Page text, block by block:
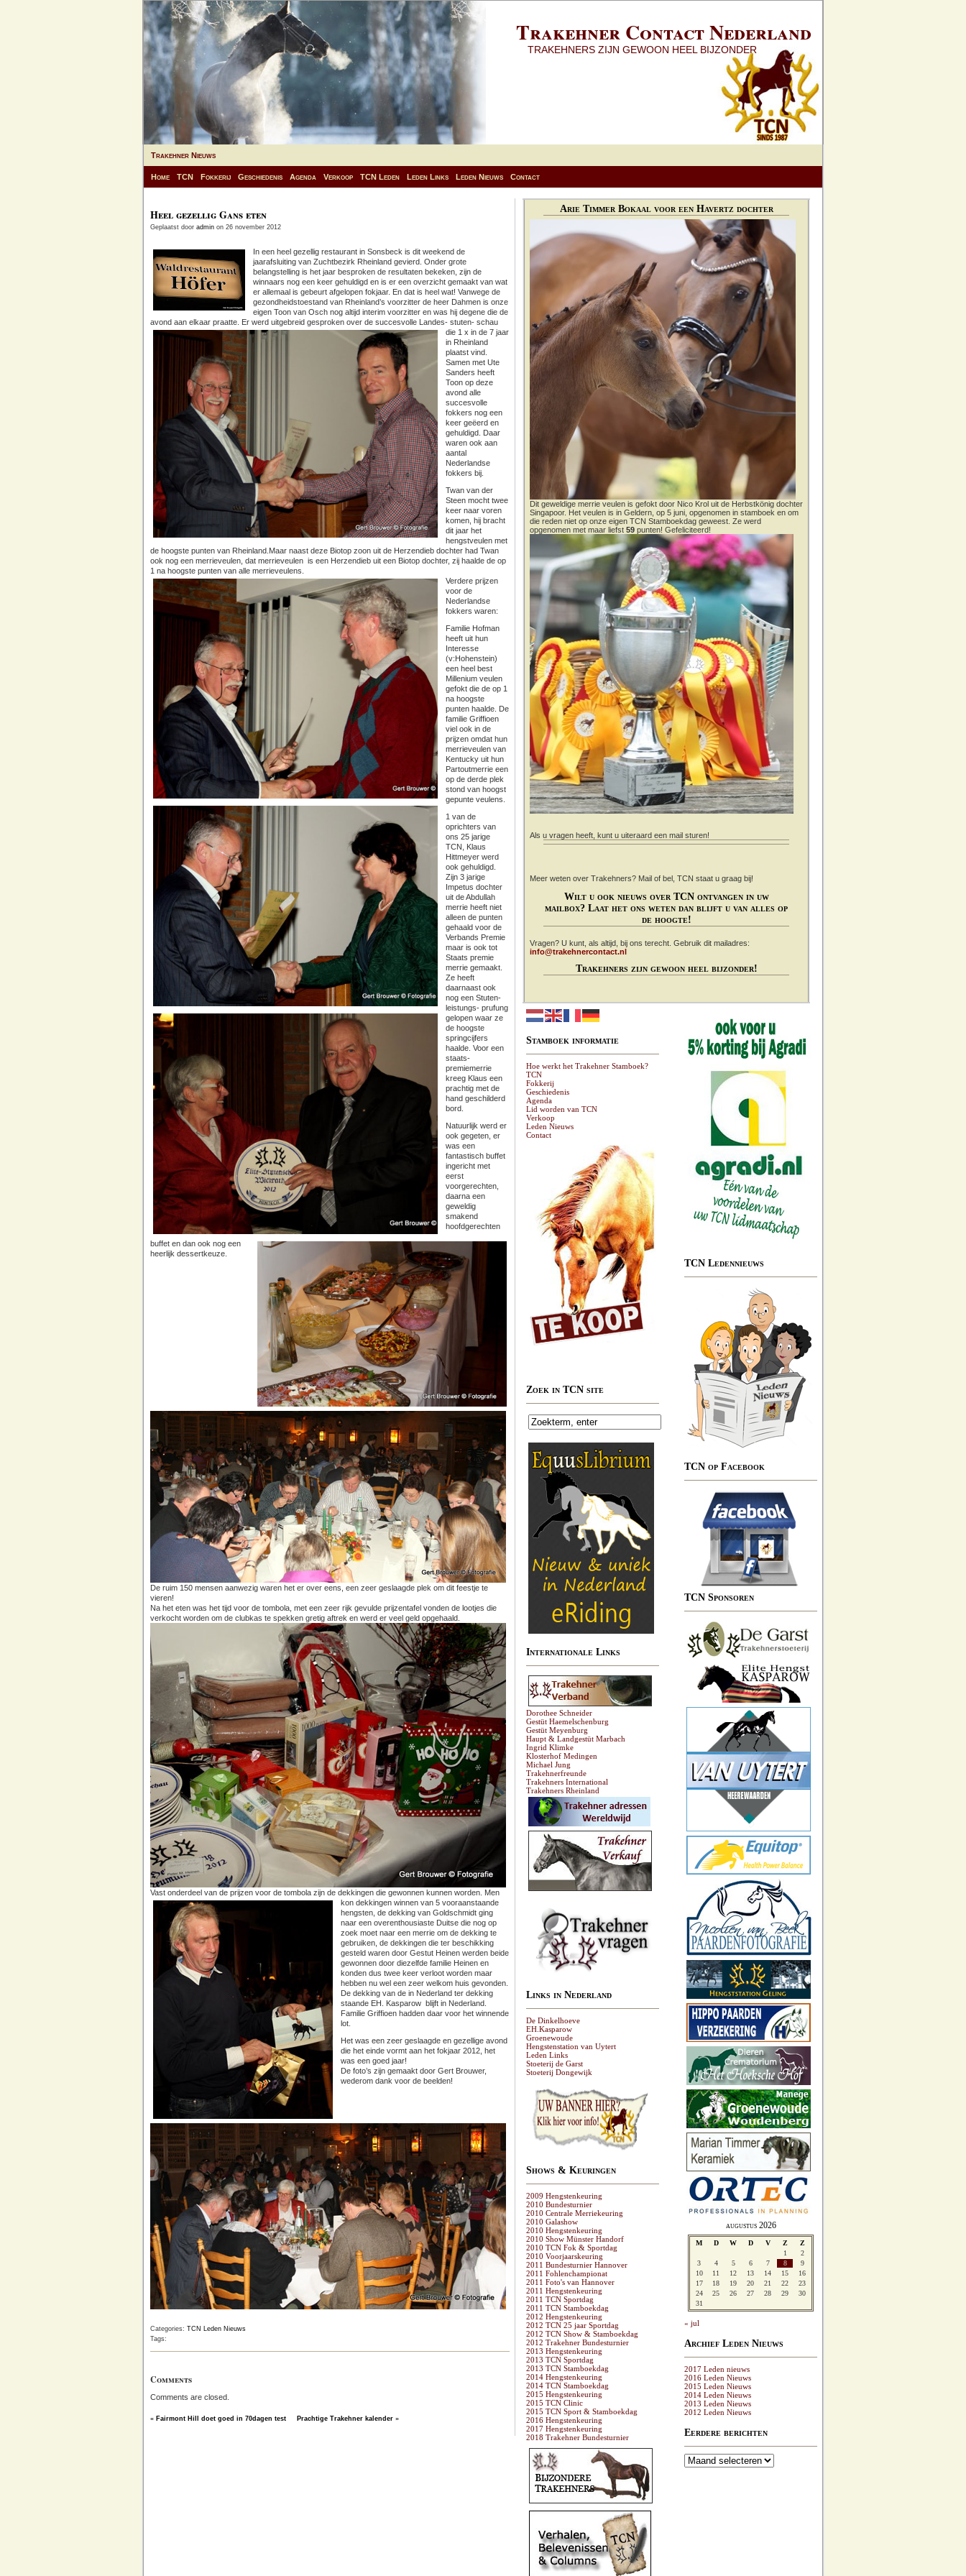
Trakehner Contact Nederland
TRAKEHNERS ZIJN GEWOON HEEL BIJZONDER
Trakehner Nieuws
Home TCN Fokkerij Geschiedenis Agenda Verkoop TCN Leden Leden Links Leden Nieuws Contact
Heel gezellig Gans eten
Geplaatst door admin on 26 november 2012
In een heel gezellig restaurant in Sonsbeck is dit weekend de
jaarafsluiting van Zuchtbezirk Rheinland gevierd. Onder grote
belangstelling is het jaar besproken de resultaten bekeken, zijn de
winnaars nog een keer gehuldigd en is er een overzicht gemaakt van wat
er allemaal is gebeurt afgelopen fokjaar. En dat is heel wat! Vanwege de
gezondheidstoestand van Rheinland’s voorzitter de heer Dahmen is onze
eigen Toon van Osch nog altijd interim voorzitter en was hij degene die de
avond aan elkaar praatte. Er werd uitgebreid gesproken over de succesvolle Landes- stuten- schau
die 1 x in de 7 jaar
in Rheinland
plaatst vind.
Samen met Ute
Sanders heeft
Toon op deze
avond alle
succesvolle
fokkers nog een
keer geëerd en
gehuldigd. Daar
waren ook aan
aantal
Nederlandse
fokkers bij.
Twan van der
Steen mocht twee
keer naar voren
komen, hij bracht
dit jaar het
hengstveulen met
de hoogste punten van Rheinland.Maar naast deze Biotop zoon uit de Herzendieb dochter had Twan
ook nog een merrieveulen, dat merrieveulen is een Herzendieb uit een Biotop dochter, zij haalde de op
1 na hoogste punten van alle merrieveulens.
Verdere prijzen
voor de
Nederlandse
fokkers waren:
Familie Hofman
heeft uit hun
Interesse
(v:Hohenstein)
een heel best
Millenium veulen
gefokt die de op 1
na hoogste
punten haalde. De
familie Griffioen
viel ook in de
prijzen omdat hun
merrieveulen van
Kentucky uit hun
Partoutmerrie een
op de derde plek
stond van hoogst
gepunte veulens.
1 van de
oprichters van
ons 25 jarige
TCN, Klaus
Hittmeyer werd
ook gehuldigd.
Zijn 3 jarige
Impetus dochter
uit de Abdullah
merrie heeft niet
alleen de punten
gehaald voor de
Verbands Premie
maar is ook tot
Staats premie
merrie gemaakt.
Ze heeft
daarnaast ook
nog een Stuten-
leistungs- prufung
gelopen waar ze
de hoogste
springcijfers
haalde. Voor een
staats-
premiemerrie
kreeg Klaus een
prachtig met de
hand geschilderd
bord.
Natuurlijk werd er
ook gegeten, er
was een
fantastisch buffet
ingericht met
eerst
voorgerechten,
daarna een
geweldig
smakend
hoofdgerechten
buffet en dan ook nog een
heerlijk dessertkeuze.
De ruim 150 mensen aanwezig waren het er over eens, een zeer geslaagde plek om dit feestje te
vieren!
Na het eten was het tijd voor de tombola, met een zeer rijk gevulde prijzentafel vonden de lootjes die
verkocht worden om de clubkas te spekken gretig aftrek en werd er veel geld opgehaald.
Vast onderdeel van de prijzen voor de tombola zijn de dekkingen die gewonnen kunnen worden. Men
kon dekkingen winnen van 5 vooraanstaande
hengsten, de dekking van Goldschmidt ging
naar een overenthousiaste Duitse die nog op
zoek moet naar een merrie om de dekking te
gebruiken, de dekkingen die ter beschikking
gesteld waren door Gestut Heinen werden beide
gewonnen door diezelfde familie Heinen en
konden dus twee keer verloot worden maar
hebben nu wel een zeer welkom huis gevonden.
De dekking van de in Nederland ter dekking
staande EH. Kasparow blijft in Nederland.
Familie Griffioen hadden daar voor het winnende
lot.
Het was een zeer geslaagde en gezellige avond
die het einde vormt aan het fokjaar 2012, het
was een goed jaar!
De foto’s zijn gemaakt door Gert Brouwer,
wederom dank voor de beelden!
Categories: TCN Leden Nieuws
Tags:
Comments
Comments are closed.
« Fairmont Hill doet goed in 70dagen test Prachtige Trakehner kalender »
Arie Timmer Bokaal voor een Havertz dochter
Dit geweldige merrie veulen is gefokt door Nico Krol uit de Herbstkönig dochter
Singapoor. Het veulen is in Geldern, op 5 juni, opgenomen in stamboek en om
die reden niet op onze eigen TCN Stamboekdag geweest. Ze werd
opgenomen met maar liefst 59 punten! Gefeliciteerd!
Als u vragen heeft, kunt u uiteraard een mail sturen!
Meer weten over Trakehners? Mail of bel, TCN staat u graag bij!
Wilt u ook nieuws over TCN ontvangen in uw
mailbox? Laat het ons weten dan blijft u van alles op
de hoogte!
Vragen? U kunt, als altijd, bij ons terecht. Gebruik dit mailadres:
info@trakehnercontact.nl
Trakehners zijn gewoon heel bijzonder!
Stamboek informatie
Hoe werkt het Trakehner Stamboek?
TCN
Fokkerij
Geschiedenis
Agenda
Lid worden van TCN
Verkoop
Leden Nieuws
Contact
Zoek in TCN site
Internationale Links
Dorothee Schneider
Gestüt Haemelschenburg
Gestüt Meyenburg
Haupt & Landgestüt Marbach
Ingrid Klimke
Klosterhof Medingen
Michael Jung
Trakehnerfreunde
Trakehners International
Trakehners Rheinland
Links in Nederland
De Dinkelhoeve
EH.Kasparow
Groenewoude
Hengstenstation van Uytert
Leden Links
Stoeterij de Garst
Stoeterij Dongewijk
Shows & Keuringen
2009 Hengstenkeuring
2010 Bundesturnier
2010 Centrale Merriekeuring
2010 Galashow
2010 Hengstenkeuring
2010 Show Münster Handorf
2010 TCN Fok & Sportdag
2010 Voorjaarskeuring
2011 Bundesturnier Hannover
2011 Fohlenchampionat
2011 Foto's van Hannover
2011 Hengstenkeuring
2011 TCN Sportdag
2011 TCN Stamboekdag
2012 Hengstenkeuring
2012 TCN 25 jaar Sportdag
2012 TCN Show & Stamboekdag
2012 Trakehner Bundesturnier
2013 Hengstenkeuring
2013 TCN Sportdag
2013 TCN Stamboekdag
2014 Hengstenkeuring
2014 TCN Stamboekdag
2015 Hengstenkeuring
2015 TCN Clinic
2015 TCN Sport & Stamboekdag
2016 Hengstenkeuring
2017 Hengstenkeuring
2018 Trakehner Bundesturnier
TCN Ledennieuws
TCN op Facebook
TCN Sponsoren
augustus 2026
M D W D V Z
Z
1
2
3
4 5 6 7 8
9
10
11 12 13 14 15
16
17
18 19 20 21 22
23
24
25 26 27 28 29
30
31
« jul
Archief Leden Nieuws
2017 Leden nieuws
2016 Leden Nieuws
2015 Leden Nieuws
2014 Leden Nieuws
2013 Leden Nieuws
2012 Leden Nieuws
Eerdere berichten
Eerdere
berichten